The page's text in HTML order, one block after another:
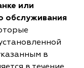
или
обслуживания
в